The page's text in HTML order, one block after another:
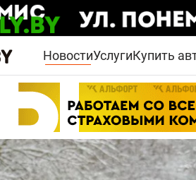
НовостиУслугиКупить